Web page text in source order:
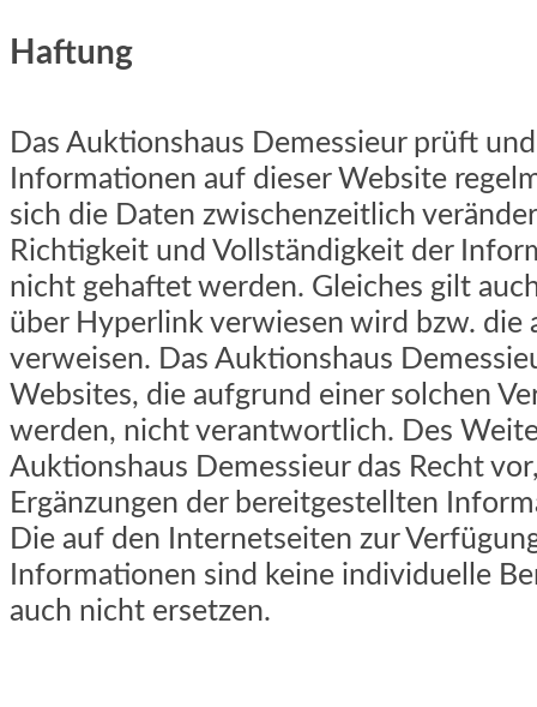
Haftung
Das Auktionshaus Demessieur prüft
Informationen auf dieser Website
sich die Daten zwischenzeitlich
Richtigkeit und Vollständigkeit der
nicht gehaftet werden. Gleiches gilt
über Hyperlink verwiesen wird bzw. die
verweisen. Das Auktionshaus
Websites, die aufgrund einer solchen
werden, nicht verantwortlich. Des
Auktionshaus Demessieur das Recht
Ergänzungen der bereitgestellten
Die auf den Internetseiten zur
Informationen sind keine individuelle
auch nicht ersetzen.